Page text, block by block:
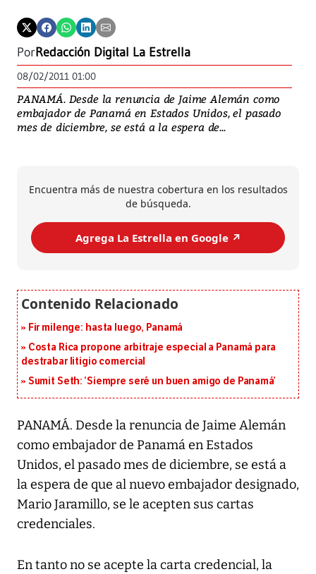
PorRedacción Digital La Estrella
08/02/2011 01:00
PANAMÁ. Desde la renuncia de Jaime Alemán como
embajador de Panamá en Estados Unidos, el pasado
mes de diciembre, se está a la espera de...
Encuentra más de nuestra cobertura en los resultados
de búsqueda.
Agrega La Estrella en Google ↗️
Fir milenge: hasta luego, Panamá
Costa Rica propone arbitraje especial a Panamá para
destrabar litigio comercial
Sumit Seth: ‘Siempre seré un buen amigo de Panamá’
PANAMÁ. Desde la renuncia de Jaime Alemán
como embajador de Panamá en Estados
Unidos, el pasado mes de diciembre, se está a
la espera de que al nuevo embajador designado,
Mario Jaramillo, se le acepten sus cartas
credenciales.
En tanto no se acepte la carta credencial, la